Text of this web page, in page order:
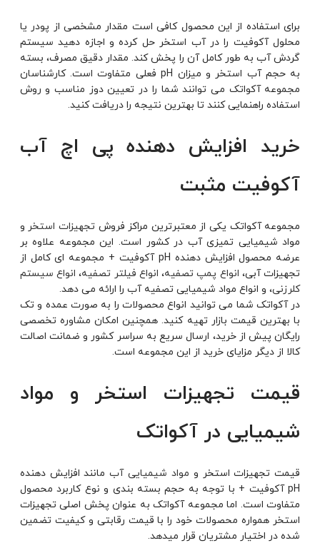
برای استفاده از این محصول کافی است مقدار مشخصی از پودر یا
محلول آکوفیت را در آب استخر حل کرده و اجازه دهید سیستم
گردش آب به طور کامل آن را پخش کند. مقدار دقیق مصرف، بسته
به حجم آب استخر و میزان pH فعلی متفاوت است. کارشناسان
مجموعه آکواتک می توانند شما را در تعیین دوز مناسب و روش
استفاده راهنمایی کنند تا بهترین نتیجه را دریافت کنید.
خرید افزایش دهنده پی اچ آب
آکوفیت مثبت
مجموعه آکواتک یکی از معتبرترین مراکز فروش تجهیزات استخر و
مواد شیمیایی تمیزی آب در کشور است. این مجموعه علاوه بر
عرضه محصول افزایش دهنده pH آکوفیت + مجموعه ای کامل از
تجهیزات آبی، انواع پمپ تصفیه، انواع فیلتر تصفیه، انواع سیستم
کلرزنی، و انواع مواد شیمیایی تصفیه آب را ارائه می دهد.
در آکواتک شما می توانید انواع محصولات را به صورت عمده و تک
با بهترین قیمت بازار تهیه کنید. همچنین امکان مشاوره تخصصی
رایگان پیش از خرید، ارسال سریع به سراسر کشور و ضمانت اصالت
کالا از دیگر مزایای خرید از این مجموعه است.
قیمت تجهیزات استخر و مواد
شیمیایی در آکواتک
قیمت تجهیزات استخر و مواد شیمیایی آبمانند افزایش دهنده
pH آکوفیت + با توجه به حجم بسته بندی و نوع کاربرد محصول
متفاوت است. اما مجموعه آکواتک به عنوان پخش اصلی تجهیزات
استخر همواره محصولات خود را با قیمت رقابتی و کیفیت تضمین
شده در اختیار مشتریان قرار میدهد.